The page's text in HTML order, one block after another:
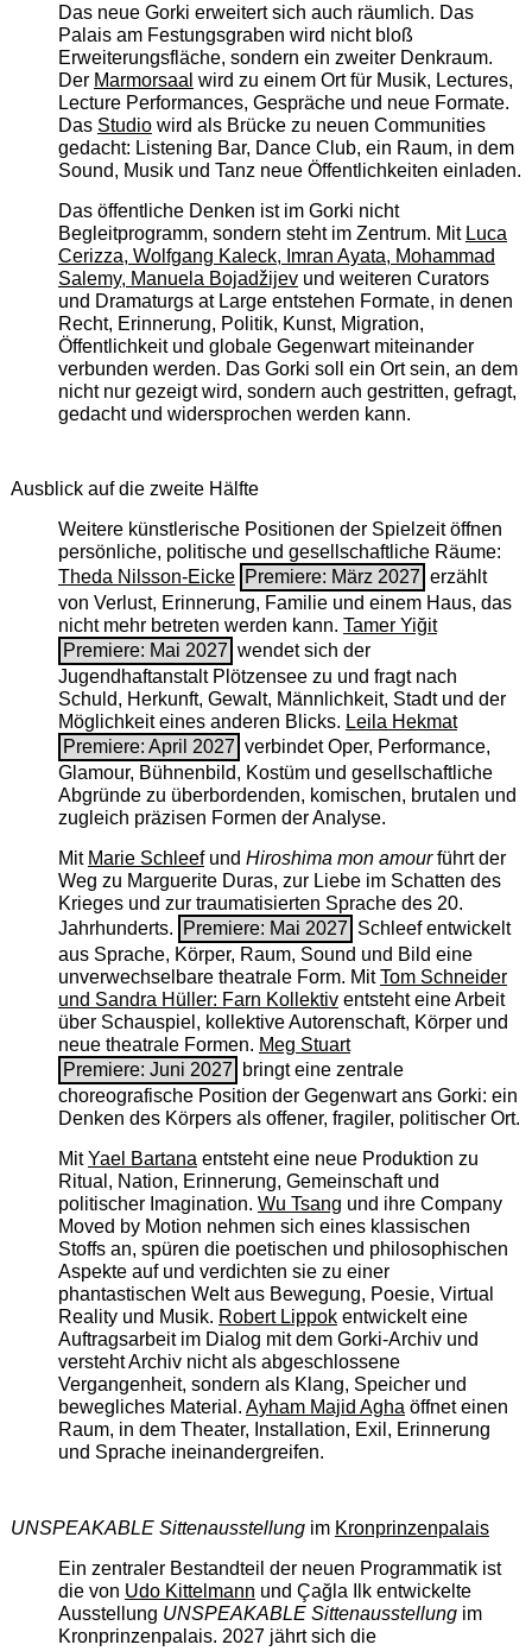
Das neue Gorki erweitert sich auch räumlich. Das
Palais am Festungsgraben wird nicht bloß
Erweiterungsfläche, sondern ein zweiter Denkraum.
Der Marmorsaal wird zu einem Ort für Musik, Lectures,
Lecture Performances, Gespräche und neue Formate.
Das Studiowird als Brücke zu neuen Communities
gedacht: Listening Bar, Dance Club, ein Raum, in dem
Sound, Musik und Tanz neue Öffentlichkeiten einladen.
Das öffentliche Denken ist im Gorki nicht
Begleitprogramm, sondern steht im Zentrum. Mit Luca
Cerizza, Wolfgang Kaleck, Imran Ayata, Mohammad
Salemy, Manuela Bojadžijevund weiteren Curators
und Dramaturgs at Large entstehen Formate, in denen
Recht, Erinnerung, Politik, Kunst, Migration,
Öffentlichkeit und globale Gegenwart miteinander
verbunden werden. Das Gorki soll ein Ort sein, an dem
nicht nur gezeigt wird, sondern auch gestritten, gefragt,
gedacht und widersprochen werden kann.
Ausblick auf die zweite Hälfte
Weitere künstlerische Positionen der Spielzeit öffnen
persönliche, politische und gesellschaftliche Räume:
Theda Nilsson-Eicke Premiere: März 2027 erzählt
von Verlust, Erinnerung, Familie und einem Haus, das
nicht mehr betreten werden kann. Tamer Yiğit
Premiere: Mai 2027 wendet sich der
Jugendhaftanstalt Plötzensee zu und fragt nach
Schuld, Herkunft, Gewalt, Männlichkeit, Stadt und der
Möglichkeit eines anderen Blicks. Leila Hekmat
Premiere: April 2027 verbindet Oper, Performance,
Glamour, Bühnenbild, Kostüm und gesellschaftliche
Abgründe zu überbordenden, komischen, brutalen und
zugleich präzisen Formen der Analyse.
Mit Marie Schleefund Hiroshima mon amourführt der
Weg zu Marguerite Duras, zur Liebe im Schatten des
Krieges und zur traumatisierten Sprache des 20.
Jahrhunderts.
Premiere: Mai 2027 Schleef entwickelt
aus Sprache, Körper, Raum, Sound und Bild eine
unverwechselbare theatrale Form. MitTom Schneider
und Sandra Hüller: Farn Kollektiventsteht eine Arbeit
über Schauspiel, kollektive Autorenschaft, Körper und
neue theatrale Formen. Meg Stuart
Premiere: Juni 2027
bringt eine zentrale
choreografische Position der Gegenwart ans Gorki: ein
Denken des Körpers als offener, fragiler, politischer Ort.
MitYael Bartanaentsteht eine neue Produktion zu
Ritual, Nation, Erinnerung, Gemeinschaft und
politischer Imagination. Wu Tsang und ihre Company
Moved by Motion nehmen sich eines klassischen
Stoffs an, spüren die poetischen und philosophischen
Aspekte auf und verdichten sie zu einer
phantastischen Welt aus Bewegung, Poesie, Virtual
Reality und Musik. Robert Lippokentwickelt eine
Auftragsarbeit im Dialog mit dem Gorki-Archiv und
versteht Archiv nicht als abgeschlossene
Vergangenheit, sondern als Klang, Speicher und
bewegliches Material. Ayham Majid Aghaöffnet einen
Raum, in dem Theater, Installation, Exil, Erinnerung
und Sprache ineinandergreifen.
UNSPEAKABLE Sittenausstellungim Kronprinzenpalais
Ein zentraler Bestandteil der neuen Programmatik ist
die von Udo Kittelmann und Çağla Ilk entwickelte
Ausstellung UNSPEAKABLE Sittenausstellungim
Kronprinzenpalais. 2027 jährt sich die